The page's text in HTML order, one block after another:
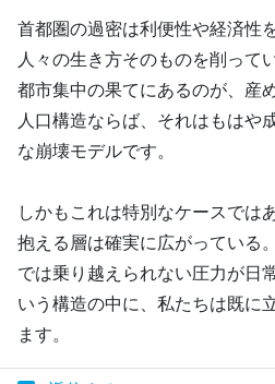
首都圏の過密は利便性や経済性
人々の生き方そのものを削って
都市集中の果てにあるのが、産
人口構造ならば、それはもはや
な崩壊モデルです。
しかもこれは特別なケースでは
抱える層は確実に広がっている
では乗り越えられない圧力が日
いう構造の中に、私たちは既に
ます。